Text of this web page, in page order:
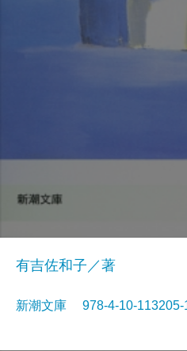
有吉佐和子／著
新潮文庫 978-4-10-